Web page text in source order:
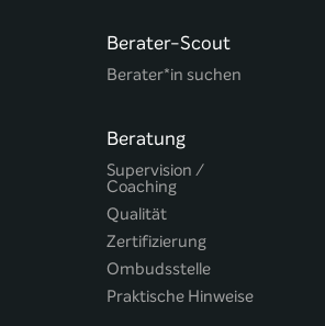
Berater-Scout
Berater*in suchen
Beratung
Supervision /
Coaching
Qualität
Zertifizierung
Ombudsstelle
Praktische Hinweise